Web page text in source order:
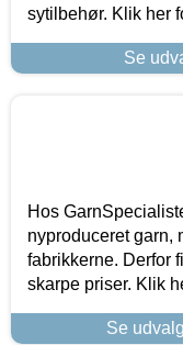
sytilbehør. Klik her
Se
Hos
nyproduceret garn,
fabrikkerne. Derfor
skarpe priser. Klik
Se